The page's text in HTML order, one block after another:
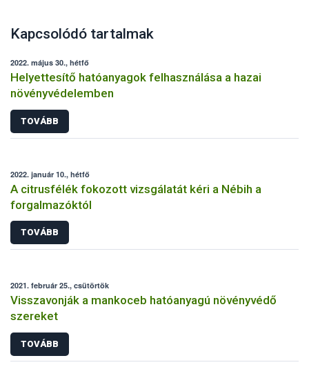
Kapcsolódó tartalmak
2022. május 30., hétfő
Helyettesítő hatóanyagok felhasználása a hazai
növényvédelemben
TOVÁBB
2022. január 10., hétfő
A citrusfélék fokozott vizsgálatát kéri a Nébih a
forgalmazóktól
TOVÁBB
2021. február 25., csütörtök
Visszavonják a mankoceb hatóanyagú növényvédő
szereket
TOVÁBB